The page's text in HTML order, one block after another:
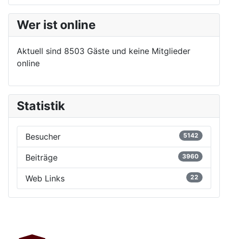
Wer ist online
Aktuell sind 8503 Gäste und keine Mitglieder
online
Statistik
Besucher 5142
Beiträge 3960
Web Links 22